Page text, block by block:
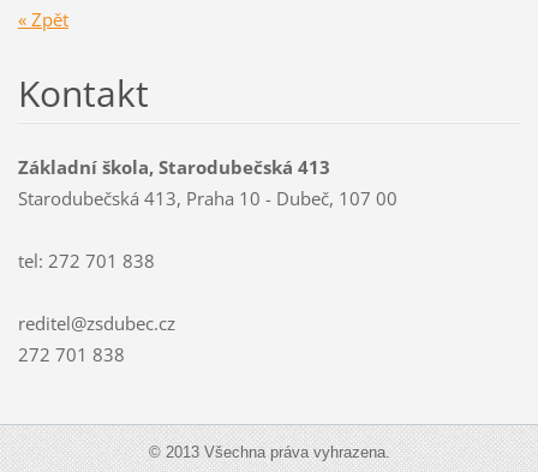
« Zpět
Kontakt
Základní škola, Starodubečská 413
Starodubečská 413, Praha 10 - Dubeč, 107 00
tel: 272 701 838
reditel@zsdubec.cz
272 701 838
© 2013 Všechna práva vyhrazena.